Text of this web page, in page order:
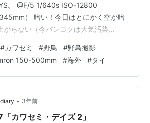
。 @F/5 1/640s ISO-12800
） 暗い！今日はとにかく空が暗
がらない（今バンコクは大気汚染
上げて12800、それでもシャッタース
、、ファインダー覗いた時点でノイズ
今日は良いの撮れないなと悟った。た
らね・・カワセミはいつも通りの6時半
…
#カワセミ #野鳥 #野鳥撮影
150-500mm #海外 #タイ
diary • 3年前
カワセミ・デイズ 2」